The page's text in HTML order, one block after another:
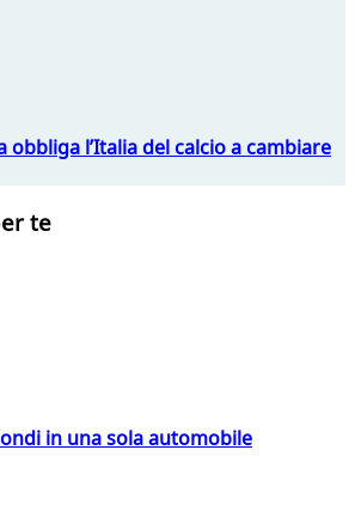
obbliga l’Italia del calcio a cambiare
te
in una sola automobile